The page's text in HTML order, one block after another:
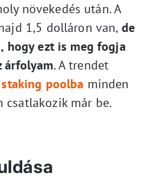
növekedés után. A
1,5 dolláron van, de
hogy ezt is meg fogja
árfolyam. A trendet
poolba minden
csatlakozik már be.